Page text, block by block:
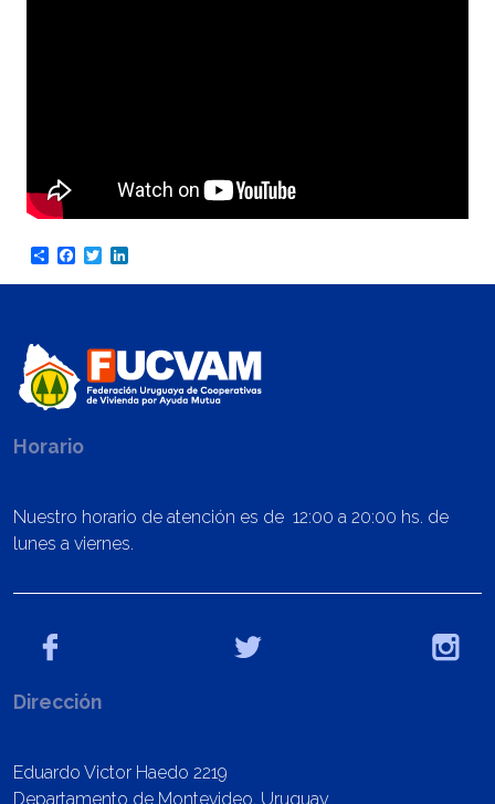
ShareFacebook
Twitter
Horario
Nuestro horario de atención es de 12:00 a 20:00 hs. de
lunes a viernes.
Dirección
Eduardo Victor Haedo 2219
Departamento de Montevideo, Uruguay